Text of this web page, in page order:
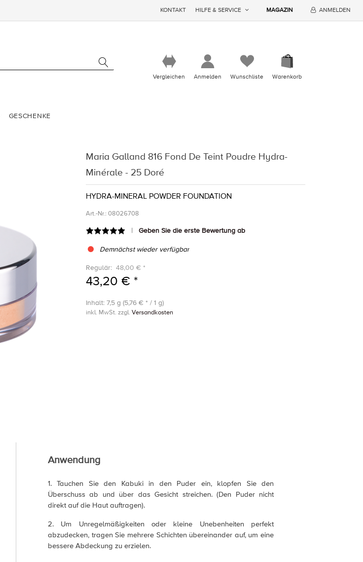
KONTAKT HILFE & SERVICE MAGAZIN ANMELDEN
Vergleichen Anmelden Wunschliste Warenkorb
GESCHENKE
Maria Galland 816 Fond De Teint Poudre Hydra-
Minérale - 25 Doré
HYDRA-MINERAL POWDER FOUNDATION
Art.-Nr.: 08026708
Geben Sie die erste Bewertung ab
Demnächst wieder verfügbar
Regulär: 48,00 € *
43,20 € *
Inhalt: 7,5 g (5,76 € * / 1 g)
inkl. MwSt. zzgl. Versandkosten
Anwendung
1. Tauchen Sie den Kabuki in den Puder ein, klopfen Sie den
Überschuss ab und über das Gesicht streichen. (Den Puder nicht
direkt auf die Haut auftragen).
2. Um Unregelmäßigkeiten oder kleine Unebenheiten perfekt
abzudecken, tragen Sie mehrere Schichten übereinander auf, um eine
bessere Abdeckung zu erzielen.